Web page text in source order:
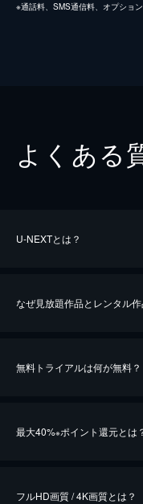
※通話料、SMS通信料、オプショ
よくある
U-NEXTとは？
なぜ見放題作品とレンタル
無料トライアルは何が無料？
最大40%※ポイント還元とは
フルHD画質 / 4K画質とは？